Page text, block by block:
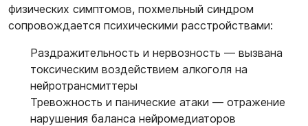
физических симптомов, похмельный синдром
сопровождается психическими расстройствами:
Раздражительность и нервозность — вызвана
токсическим воздействием алкоголя на
нейротрансмиттеры
Тревожность и панические атаки — отражение
нарушения баланса нейромедиаторов